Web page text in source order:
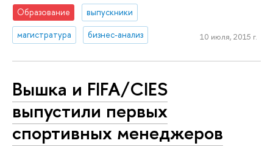
Образование
выпускники
магистратура
бизнес-анализ 10 июля, 2015 г.
Вышка и FIFA/CIES
выпустили первых
спортивных менеджеров